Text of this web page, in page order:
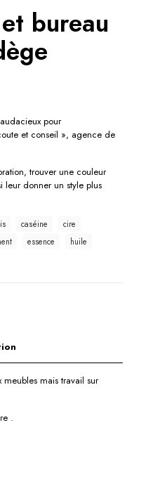
bureau
pour
et conseil », agence de
trouver une couleur
leur donner un style plus
caséine
cire
essence
huile
meubles mais travail sur
.